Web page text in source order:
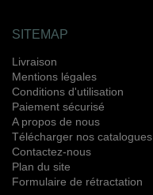
SITEMAP
Livraison
Mentions légales
Conditions d'utilisation
Paiement sécurisé
A propos de nous
Télécharger nos catalogues
Contactez-nous
Plan du site
Formulaire de rétractation